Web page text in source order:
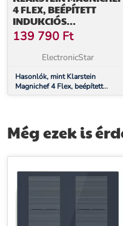
4 FLEX, BEÉPÍTETT
INDUKCIÓS
FŐZŐLAP,7000 W, 4
ZÓNA, ÜVEGKERÁMIA
139 790 Ft
ElectronicStar
Hasonlók, mint Klarstein
Magnichef 4 Flex, beépített
indukciós főzőlap,7000 W, 4
Még ezek is